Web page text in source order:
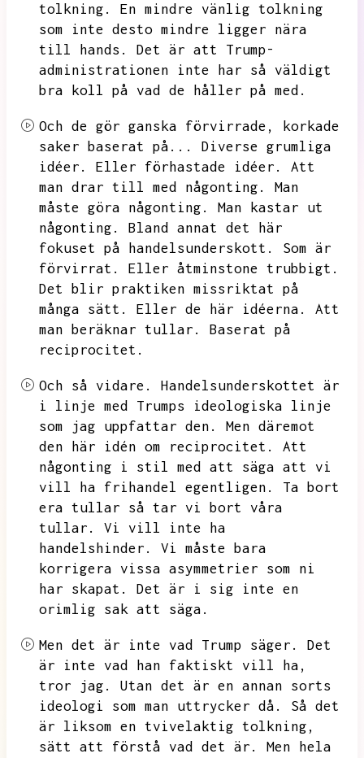
tolkning.
En mindre vänlig tolkning
som inte desto mindre ligger nära
till hands.
Det är att Trump-
administrationen inte har så väldigt
bra koll på vad de håller på med.
Och de gör ganska förvirrade,
korkade
saker baserat på...
Diverse grumliga
idéer.
Eller förhastade idéer.
Att
man drar till med någonting.
Man
måste göra någonting.
Man kastar ut
någonting.
Bland annat det här
fokuset på handelsunderskott.
Som är
förvirrat.
Eller åtminstone trubbigt.
Det blir praktiken missriktat på
många sätt.
Eller de här idéerna.
Att
man beräknar tullar.
Baserat på
reciprocitet.
Och så vidare.
Handelsunderskottet är
i linje med Trumps ideologiska linje
som jag uppfattar den.
Men däremot
den här idén om reciprocitet.
Att
någonting i stil med att säga att vi
vill ha frihandel egentligen.
Ta bort
era tullar så tar vi bort våra
tullar.
Vi vill inte ha
handelshinder.
Vi måste bara
korrigera vissa asymmetrier som ni
har skapat.
Det är i sig inte en
orimlig sak att säga.
Men det är inte vad Trump säger.
Det
är inte vad han faktiskt vill ha,
tror jag.
Utan det är en annan sorts
ideologi som man uttrycker då.
Så det
är liksom en tvivelaktig tolkning,
sätt att förstå vad det är.
Men hela